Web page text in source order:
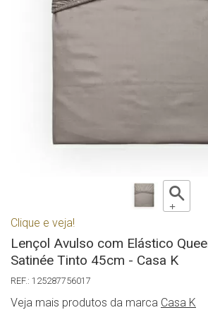
Clique e veja!
Lençol Avulso com Elástico
Satinée Tinto 45cm - Casa K
125287756017
Veja mais produtos da marca Casa K